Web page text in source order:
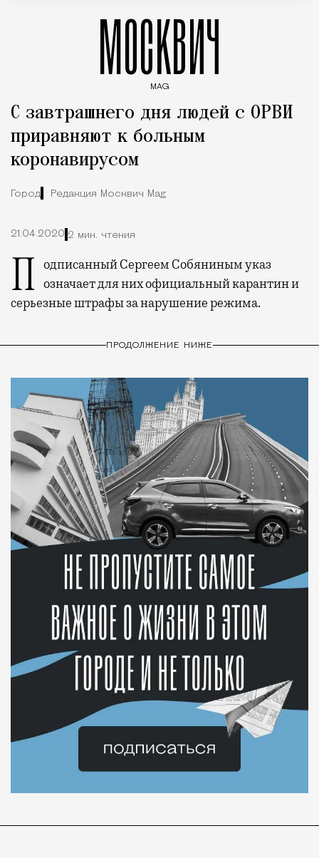
МОСКВИЧ
MAG
С завтрашнего дня людей с ОРВИ
приравняют к больным
коронавирусом
Город Редакция Москвич Mag
21.04.2020 2 мин. чтения
Подписанный Сергеем Собяниным указ означает для них официальный карантин и
серьезные штрафы за нарушение режима.
ПРОДОЛЖЕНИЕ НИЖЕ